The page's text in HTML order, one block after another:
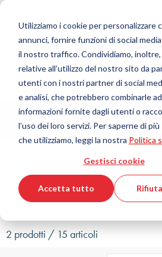
Utilizziamo i cookie per personalizzare
annunci, fornire funzioni di social
il nostro traffico. Condividiamo,
relative all’utilizzo del nostro sito da
utenti con i nostri partner di social
e analisi, che potrebbero combinarle
informazioni fornite dagli utenti o
l’uso dei loro servizi. Per saperne di
che utilizziamo, leggi la nostra Politica
Gestisci cookie
Accetta tutto
Menu
Cerca
Home Tecnologia dei fluidi
Raccordo
Raccordo del tubo Dritto
Intermedi diritti
Mostra filtri
2 prodotti / 15 articoli